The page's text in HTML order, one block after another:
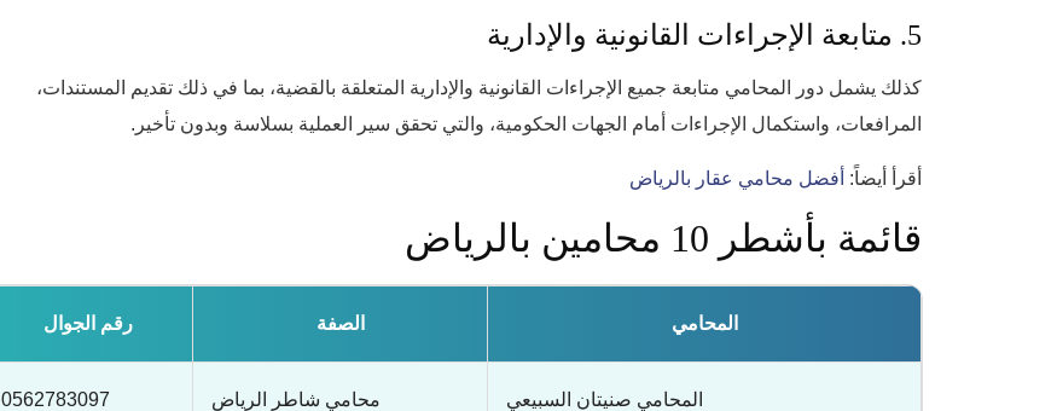
5. متابعة الإجراءات القانونية والإدارية
كذلك يشمل دور المحامي متابعة جميع الإجراءات القانونية والإدارية المتعلقة بالقضية، بما في ذلك تقديم المستندات،
المرافعات، واستكمال الإجراءات أمام الجهات الحكومية، والتي تحقق سير العملية بسلاسة وبدون تأخير.
أقرأ أيضاً: أفضل محامي عقار بالرياض
قائمة بأشطر 10 محامين بالرياض
المحامي الصفة رقم الجوال
المحامي صنيتان السبيعي محامي شاطر الرياض 0562783097